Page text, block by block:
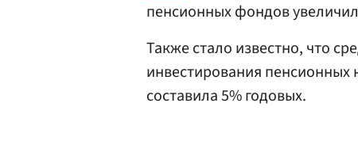
пенсионных фондов
Также стало известно, что
инвестирования пенсионных
составила 5% годовых.